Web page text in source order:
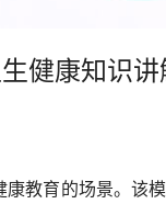
健康知识讲
教育的场景。该